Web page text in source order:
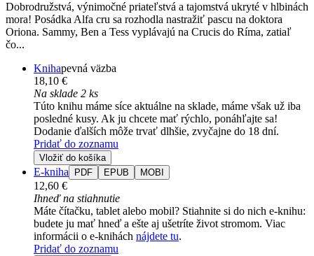
Dobrodružstvá, výnimočné priateľstvá a tajomstvá ukryté v hlbinách
mora! Posádka Alfa cru sa rozhodla nastražiť pascu na doktora
Oriona. Sammy, Ben a Tess vyplávajú na Crucis do Ríma, zatiaľ
čo...
Knihapevná väzba
18,10 €
Na sklade 2 ks
Túto knihu máme síce aktuálne na sklade, máme však už iba
posledné kusy. Ak ju chcete mať rýchlo, ponáhľajte sa!
Dodanie ďalších môže trvať dlhšie, zvyčajne do 18 dní.
Pridať do zoznamu
Vložiť do košíka
E-kniha PDF EPUB MOBI
12,60 €
Ihneď na stiahnutie
Máte čítačku, tablet alebo mobil? Stiahnite si do nich e-knihu:
budete ju mať hneď a ešte aj ušetríte život stromom. Viac
informácii o e-knihách nájdete tu.
Pridať do zoznamu